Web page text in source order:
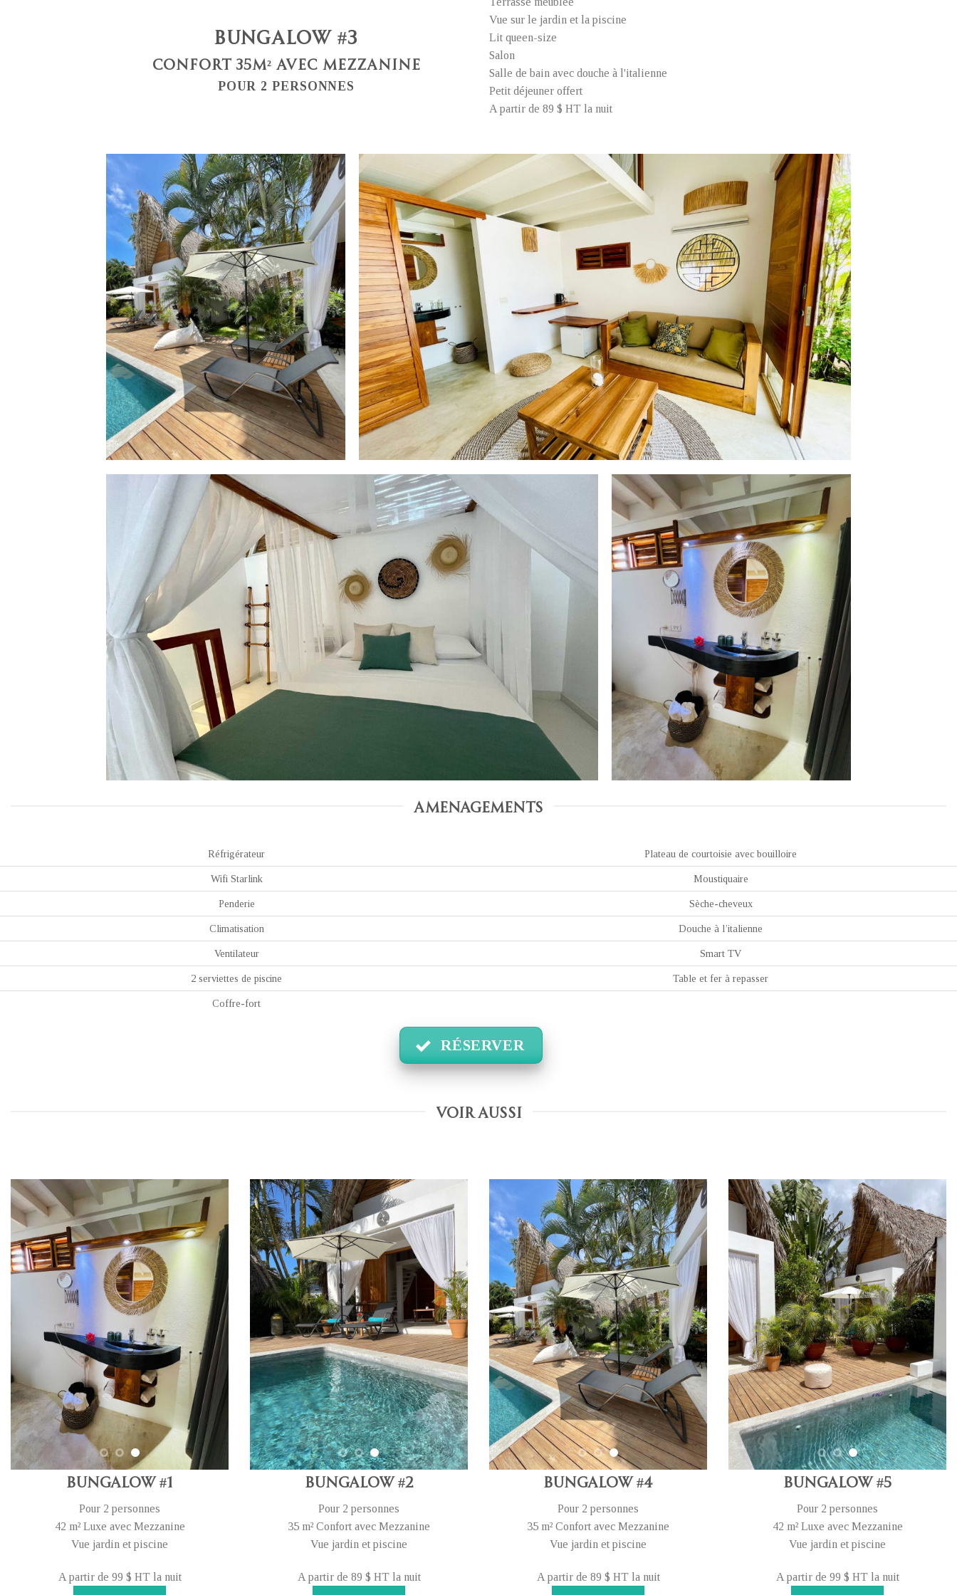
BUNGALOW #3
CONFORT 35M² AVEC MEZZANINE
POUR 2 PERSONNES
Vue sur le jardin et la piscine
Lit queen-size
Salon
Salle de bain avec douche à l'italienne
Petit déjeuner offert
A partir de 89 $ HT la nuit
AMENAGEMENTS
Réfrigérateur Plateau de courtoisie avec bouilloire
Wifi Starlink Moustiquaire
Penderie Sèche-cheveux
Climatisation Douche à l’italienne
Ventilateur Smart TV
2 serviettes de piscine Table et fer à repasser
Coffre-fort
RÉSERVER
VOIR AUSSI
Bungalow #1
Pour 2 personnes
42 m² Luxe avec Mezzanine
Vue jardin et piscine
A partir de 99 $ HT la nuit
Bungalow #2
Pour 2 personnes
35 m² Confort avec Mezzanine
Vue jardin et piscine
A partir de 89 $ HT la nuit
Bungalow #4
Pour 2 personnes
35 m² Confort avec Mezzanine
Vue jardin et piscine
A partir de 89 $ HT la nuit
Bungalow #5
Pour 2 personnes
42 m² Luxe avec Mezzanine
Vue jardin et piscine
A partir de 99 $ HT la nuit